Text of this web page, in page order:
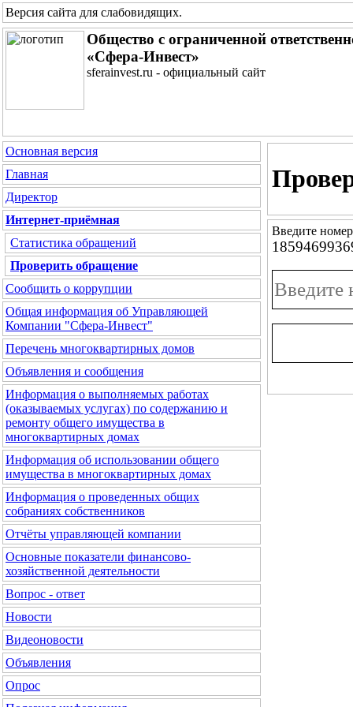
Версия сайта для слабовидящих.
Общество с ограниченной
«Сфера-Инвест»
sferainvest.ru - официальный сайт
Основная версия
Главная
Директор
Интернет-приёмная
Статистика обращений
Проверить обращение
Сообщить о коррупции
Общая информация об Управляющей
Компании "Сфера-Инвест"
Перечень многоквартирных домов
Объявления и сообщения
Информация о выполняемых работах
(оказываемых услугах) по содержанию и
ремонту общего имущества в
многоквартирных домах
Информация об использовании общего
имущества в многоквартирных домах
Информация о проведенных общих
собраниях собственников
Отчёты управляющей компании
Основные показатели финансово-
хозяйственной деятельности
Вопрос - ответ
Новости
Видеоновости
Объявления
Опрос
Введите